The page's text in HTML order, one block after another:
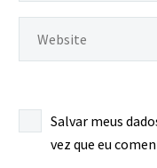
Salvar meus
vez que eu